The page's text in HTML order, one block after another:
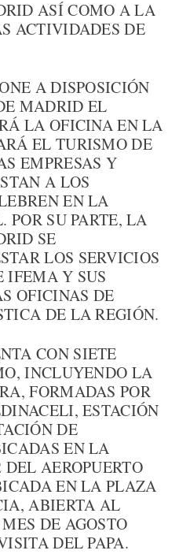
ASÍ COMO A LA
ACTIVIDADES DE
A DISPOSICIÓN
MADRID EL
LA OFICINA EN LA
EL TURISMO DE
EMPRESAS Y
A LOS
EN LA
SU PARTE, LA
SE
LOS SERVICIOS
IFEMA Y SUS
OFICINAS DE
DE LA REGIÓN.
CON SIETE
INCLUYENDO LA
FORMADAS POR
ESTACIÓN
DE
EN LA
AEROPUERTO
EN LA PLAZA
ABIERTA AL
DE AGOSTO
DEL PAPA.